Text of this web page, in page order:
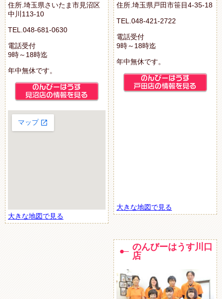
住所.埼玉県さいたま市見沼区
中川113-10
TEL.048-681-0630
電話受付
9時～18時迄
年中無休です。
大きな地図で見る
住所.埼玉県戸田市笹目4-35-18
TEL.048-421-2722
電話受付
9時～18時迄
年中無休です。
大きな地図で見る
のんびーはうす川口
店